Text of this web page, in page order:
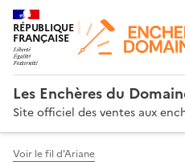
RÉPUBLIQUE
FRANÇAISE
Les Enchères du
Site officiel des ventes aux
Voir le fil d'Ariane